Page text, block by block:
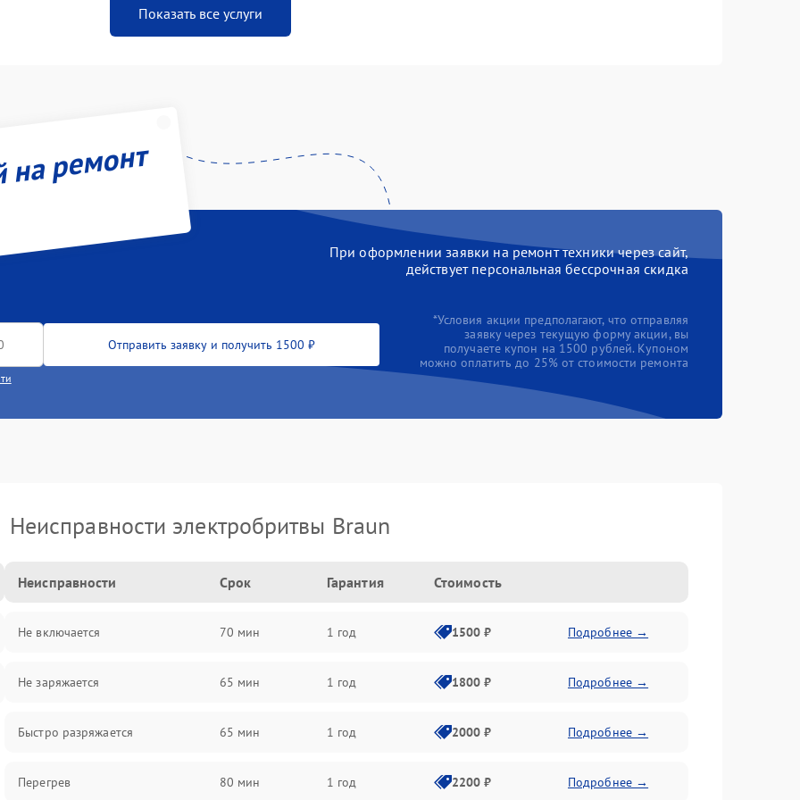
Показать все услуги
ремонт
При оформлении заявки на ремонт техники через сайт,
действует персональная бессрочная скидка
Отправить заявку и получить 1500 ₽
*Условия акции предполагают, что отправляя
заявку через текущую форму акции, вы
получаете купон на 1500 рублей. Купоном
можно оплатить до 25% от стоимости ремонта
Неисправности электробритвы Braun
Неисправности Срок Гарантия Стоимость
Не включается 70 мин 1 год 1500 ₽ Подробнее →
Не заряжается 65 мин 1 год 1800 ₽ Подробнее →
Быстро разряжается 65 мин 1 год 2000 ₽ Подробнее →
Перегрев 80 мин 1 год 2200 ₽ Подробнее →